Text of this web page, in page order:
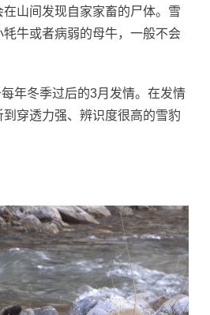
山间发现自家家畜的尸体。雪
牛或者病弱的母牛，一般不会
年冬季过后的3月发情。在发情
穿透力强、辨识度很高的雪豹